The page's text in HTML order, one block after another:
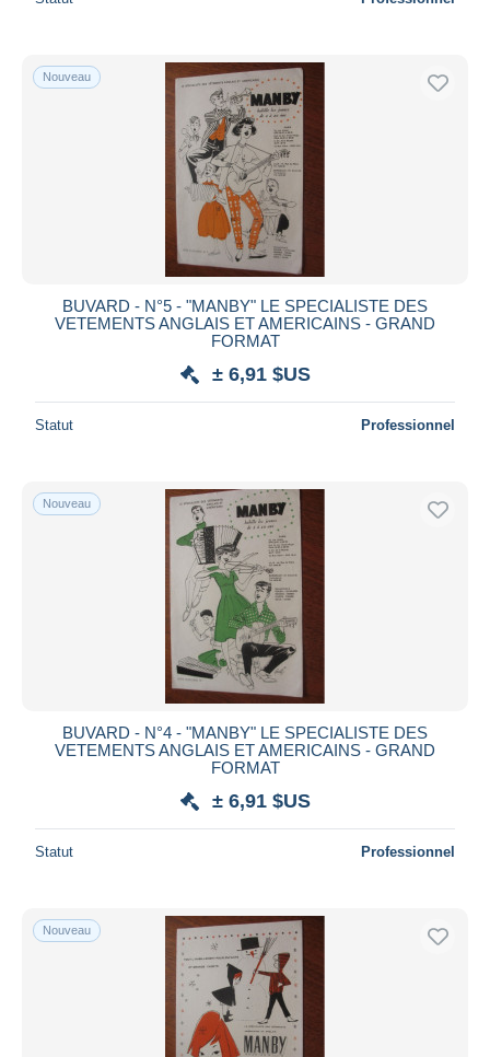
Nouveau
BUVARD - N°5 - "MANBY" LE SPECIALISTE DES
VETEMENTS ANGLAIS ET AMERICAINS - GRAND
FORMAT
± 6,91 $US
Statut Professionnel
Nouveau
BUVARD - N°4 - "MANBY" LE SPECIALISTE DES
VETEMENTS ANGLAIS ET AMERICAINS - GRAND
FORMAT
± 6,91 $US
Statut Professionnel
Nouveau